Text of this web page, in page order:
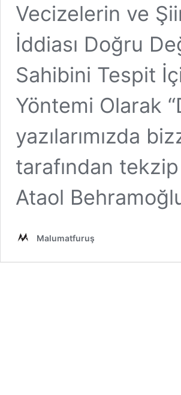
Vecizelerin ve
İddiası Doğru
Sahibini Tespit
Yöntemi Olarak
yazılarımızda
tarafından
Ataol
Malumatfuruş